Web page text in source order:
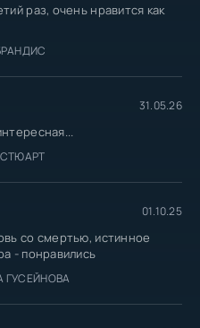
раз, очень нравится как
31.05.26
01.10.25
со смертью, истинное
- понравились
ГУСЕЙНОВА